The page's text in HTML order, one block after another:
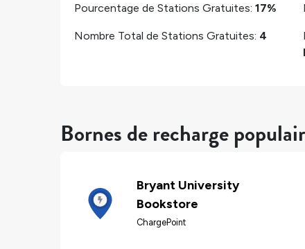
Pourcentage de Stations Gratuites: 17%
Nombre Total de Stations Gratuites: 4
Bornes de recharge
Bryant University
Bookstore
ChargePoint